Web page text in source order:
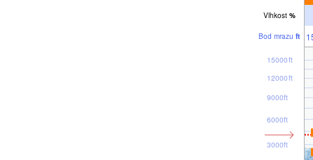
Vlhkost %
Bod mrazu ft
3000ft
6000ft
9000ft
12000ft
15000ft